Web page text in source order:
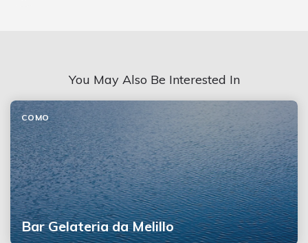
You May Also Be Interested In
Bar Gelateria da Melillo
COMO